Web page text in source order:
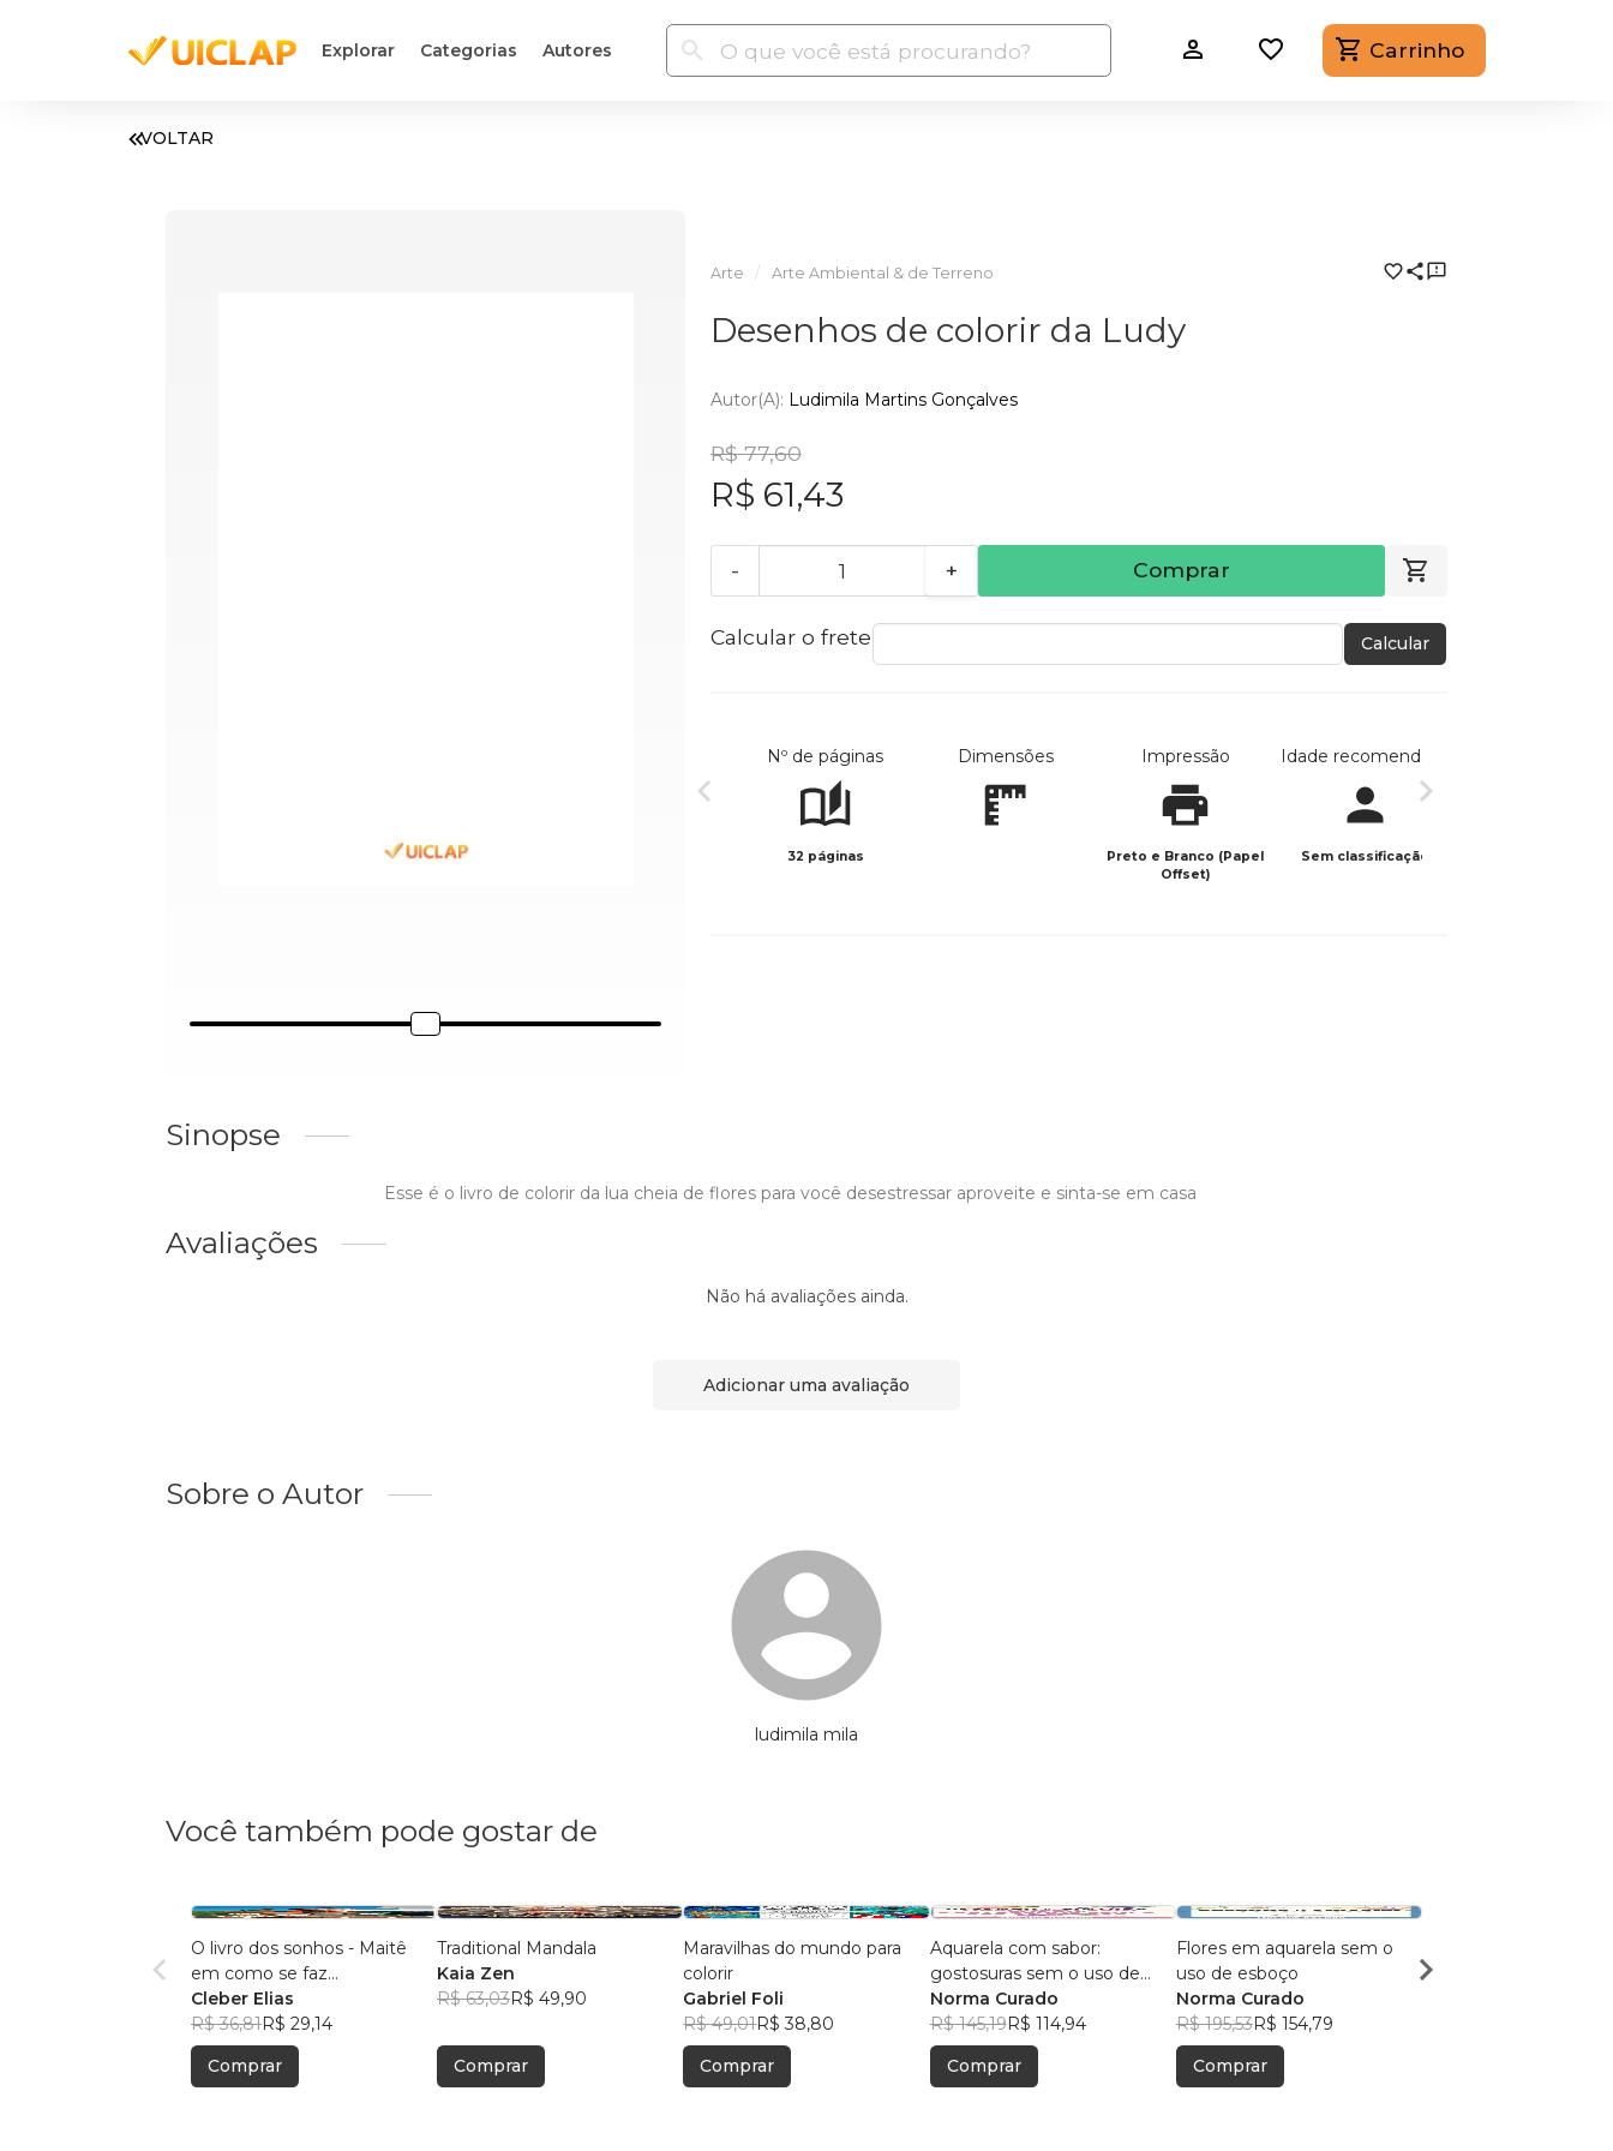
Explorar Categorias Autores Carrinho
VOLTAR
Arte Arte Ambiental & de Terreno
Desenhos de colorir da Ludy
Autor(a): Ludimila Martins Gonçalves
R$ 77,60
R$ 61,43
- + Comprar
Calcular o frete Calcular
Nº de páginas
32 páginas
Dimensões Impressão
Preto e Branco (Papel
Offset)
Idade recomendada
Sem classificação
Sinopse
Esse é o livro de colorir da lua cheia de flores para você desestressar aproveite e sinta-se em casa
Avaliações
Não há avaliações ainda.
Adicionar uma avaliação
Sobre o Autor
ludimila mila
Você também pode gostar de
O livro dos sonhos - Maitê
em como se faz...
Cleber Elias
R$ 36,81R$ 29,14
Comprar
Traditional Mandala
Kaia Zen
R$ 63,03R$ 49,90
Comprar
Maravilhas do mundo para
colorir
Gabriel Foli
R$ 49,01R$ 38,80
Comprar
Aquarela com sabor:
gostosuras sem o uso de
esboço
Norma Curado
R$ 145,19R$ 114,94
Comprar
Flores em aquarela sem o
uso de esboço
Norma Curado
R$ 195,53R$ 154,79
Comprar
Evelyn da Silva